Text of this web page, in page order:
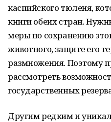
каспийского тюленя,
книги обеих стран.
меры по сохранению
животного, защите его
размножения. Поэтому
рассмотреть
государственных
Другим редким и